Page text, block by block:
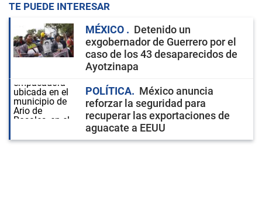
TE PUEDE INTERESAR
MÉXICO
Detenido un
exgobernador de Guerrero por el
caso de los 43 desaparecidos de
Ayotzinapa
POLÍTICA
México anuncia
reforzar la seguridad para
recuperar las exportaciones de
aguacate a EEUU